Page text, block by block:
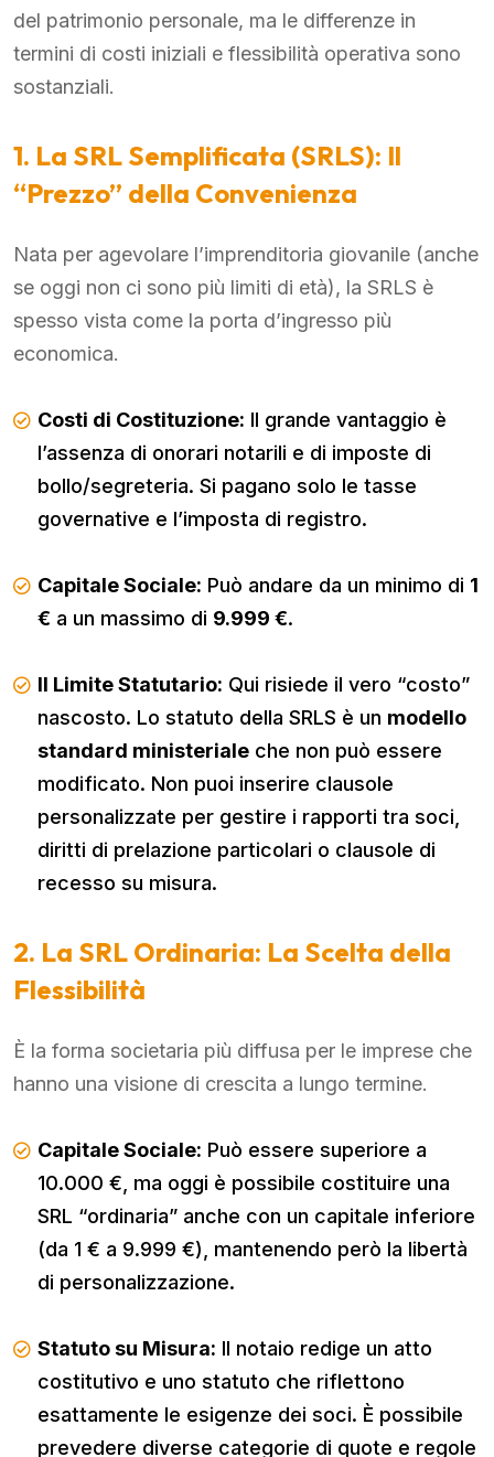
del patrimonio personale, ma le differenze in
termini di costi iniziali e flessibilità operativa sono
sostanziali.
1. La SRL Semplificata (SRLS): Il
“Prezzo” della Convenienza
Nata per agevolare l’imprenditoria giovanile (anche
se oggi non ci sono più limiti di età), la SRLS è
spesso vista come la porta d’ingresso più
economica.
Costi di Costituzione: Il grande vantaggio è
l’assenza di onorari notarili e di imposte di
bollo/segreteria. Si pagano solo le tasse
governative e l’imposta di registro.
Capitale Sociale: Può andare da un minimo di 1
€ a un massimo di 9.999 €.
Il Limite Statutario: Qui risiede il vero “costo”
nascosto. Lo statuto della SRLS è un modello
standard ministeriale che non può essere
modificato. Non puoi inserire clausole
personalizzate per gestire i rapporti tra soci,
diritti di prelazione particolari o clausole di
recesso su misura.
2. La SRL Ordinaria: La Scelta della
Flessibilità
È la forma societaria più diffusa per le imprese che
hanno una visione di crescita a lungo termine.
Capitale Sociale: Può essere superiore a
10.000 €, ma oggi è possibile costituire una
SRL “ordinaria” anche con un capitale inferiore
(da 1 € a 9.999 €), mantenendo però la libertà
di personalizzazione.
Statuto su Misura: Il notaio redige un atto
costitutivo e uno statuto che riflettono
esattamente le esigenze dei soci. È possibile
prevedere diverse categorie di quote e regole